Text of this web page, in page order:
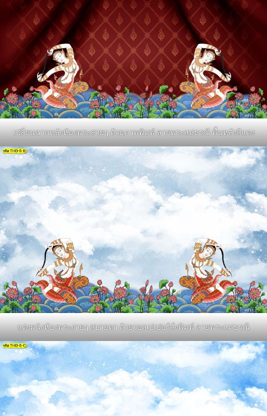
เปลี่ยนฉากหลังห้องพระสวยๆ ด้วยภาพพิมพ์ ลายพระแม่ธรณี พื้นหลังสีแดง
แต่งผนังห้องพระง่ายๆ สบายตา ด้วยวอลเปเปอร์สั่งพิมพ์ ลายพระแม่ธรณี